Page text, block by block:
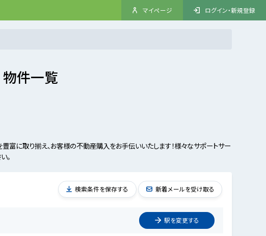
マイページ ログイン・新規登録
物件一覧
に取り揃え、お客様の不動産購入をお手伝いいたします！様々なサポートサー
。
駅を変更する
検索条件を保存する 新着メールを受け取る